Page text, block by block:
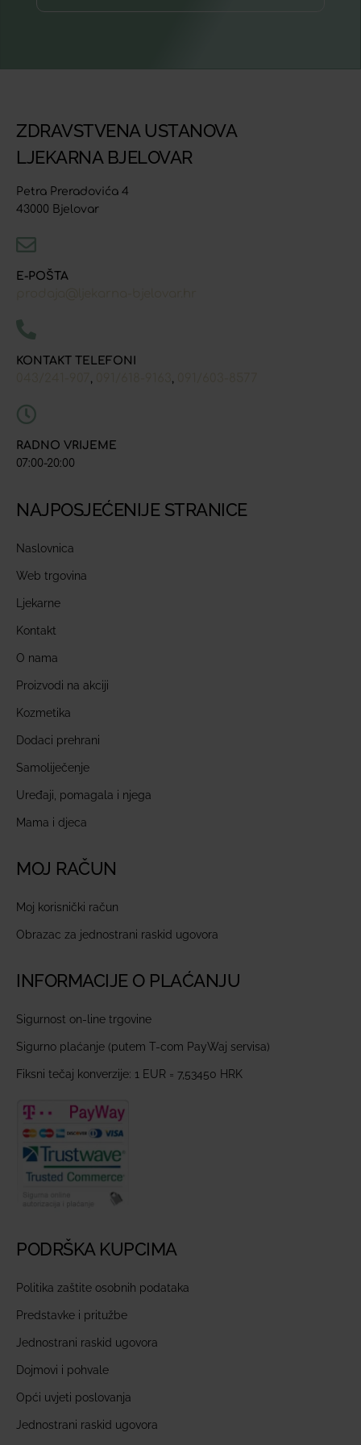
ZDRAVSTVENA USTANOVA
LJEKARNA BJELOVAR
Petra Preradovića 4
43000 Bjelovar
E-POŠTA
KONTAKT TELEFONI
, ,
RADNO VRIJEME
07:00-20:00
NAJPOSJEĆENIJE STRANICE
Naslovnica
Web trgovina
Ljekarne
Kontakt
O nama
Proizvodi na akciji
Kozmetika
Dodaci prehrani
Samoliječenje
Uređaji, pomagala i njega
Mama i djeca
MOJ RAČUN
Moj korisnički račun
Obrazac za jednostrani raskid ugovora
INFORMACIJE O PLAĆANJU
Sigurnost on-line trgovine
Sigurno plaćanje (putem T-com PayWaj servisa)
Fiksni tečaj konverzije: 1 EUR = 7,53450 HRK
PODRŠKA KUPCIMA
Politika zaštite osobnih podataka
Predstavke i pritužbe
Jednostrani raskid ugovora
Dojmovi i pohvale
Opći uvjeti poslovanja
Jednostrani raskid ugovora